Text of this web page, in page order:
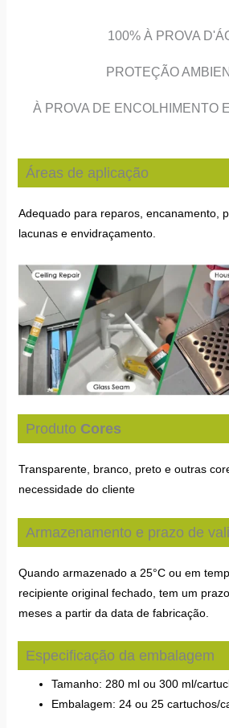
100% À PROVA
PROTEÇÃO
À PROVA DE ENCOLHIMENTO
Áreas de aplicação
Adequado para reparos, encanamento,
lacunas e envidraçamento.
Produto Cores
Transparente, branco, preto e outras
necessidade do cliente
Armazenamento e prazo de
Quando armazenado a 25°C ou em
recipiente original fechado, tem um
meses a partir da data de fabricação.
Especificação da embalagem
Tamanho: 280 ml ou 300 ml/
Embalagem: 24 ou 25 cartuchos/